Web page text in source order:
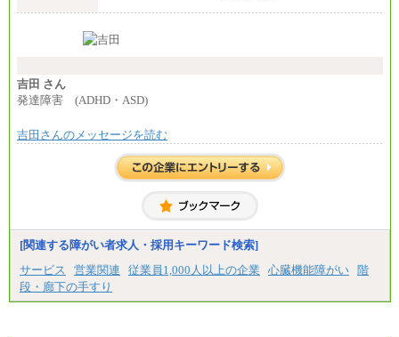
夜勤回数により変動
条件あり）
■その他職種共通
月給：25万3,400円～
※20時間を超過した場合は別途支給
中途：
(1)(2)月給：25万3400円～28万5900円
※20時間を超過した場合は別途支給
※試用期間中も給与に変更はございません
吉田 さん
発達障害 (ADHD・ASD)
吉田さんのメッセージを読む
[関連する障がい者求人・採用キーワード検索]
サービス
営業関連 従業員1,000人以上の企業 心臓機能障がい 階
段・廊下の手すり